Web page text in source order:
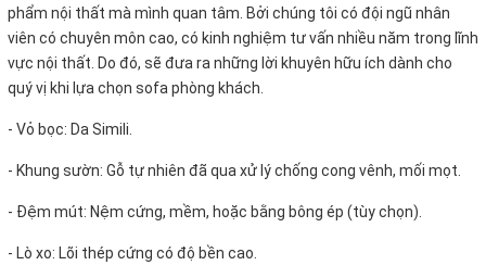
phẩm nội thất mà mình quan tâm. Bởi chúng tôi có đội ngũ nhân
viên có chuyên môn cao, có kinh nghiệm tư vấn nhiều năm trong lĩnh
vực nội thất. Do đó, sẽ đưa ra những lời khuyên hữu ích dành cho
quý vị khi lựa chọn sofa phòng khách.
- Vỏ bọc: Da Simili.
- Khung sườn: Gỗ tự nhiên đã qua xử lý chống cong vênh, mối mọt.
- Đệm mút: Nệm cứng, mềm, hoặc bằng bông ép (tùy chọn).
- Lò xo: Lõi thép cứng có độ bền cao.